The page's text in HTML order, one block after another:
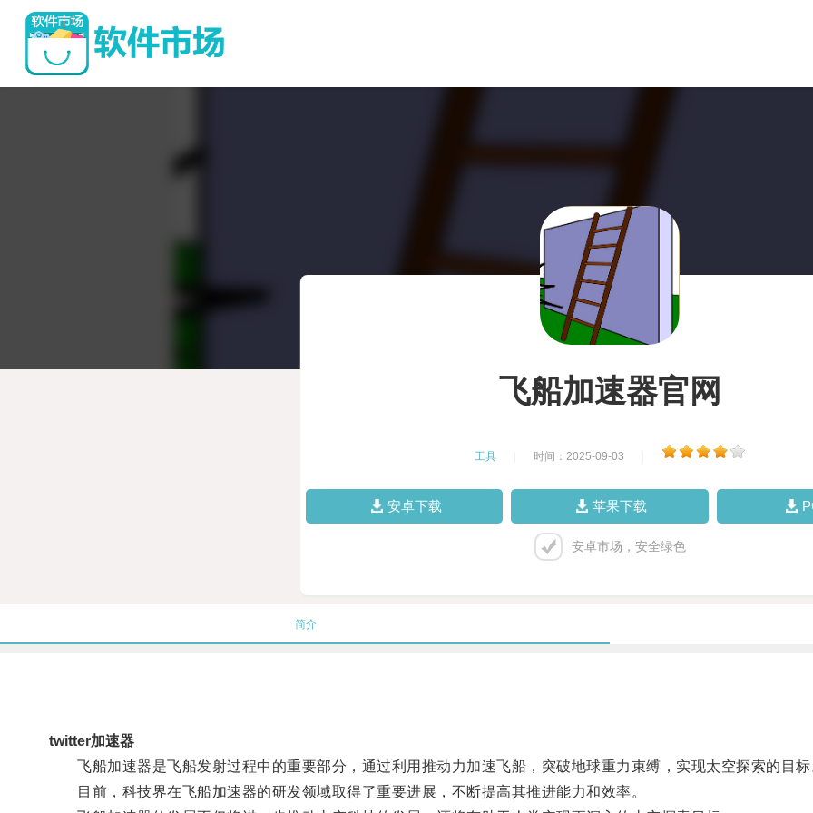
飞船加速器官网
工具 时间：2025-09-03
安卓下载 苹果下载
安卓市场，安全绿色
简介
twitter加速器
飞船加速器是飞船发射过程中的重要部分，通过利用推动力加速飞船，突破地球重力束缚，实现太空探索的目标
目前，科技界在飞船加速器的研发领域取得了重要进展，不断提高其推进能力和效率。